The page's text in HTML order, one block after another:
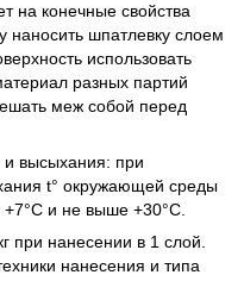
на конечные свойства
наносить шпатлевку слоем
использовать
разных партий
меж собой перед
высыхания: при
t° окружающей среды
и не выше +30°С.
при нанесении в 1 слой.
нанесения и типа